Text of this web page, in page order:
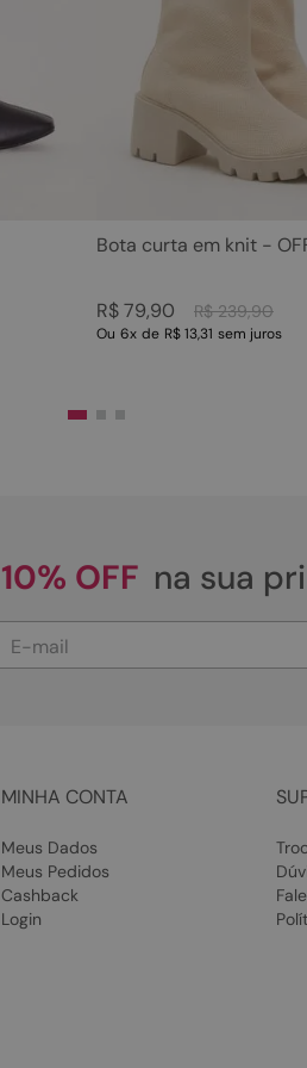
Bota curta em knit -
R$ 239,90
R$79,90
Ou 6x de R$ 13,31 sem juros
10% OFF na sua
MINHA CONTA
Meus Dados
Meus Pedidos
Cashback
Login